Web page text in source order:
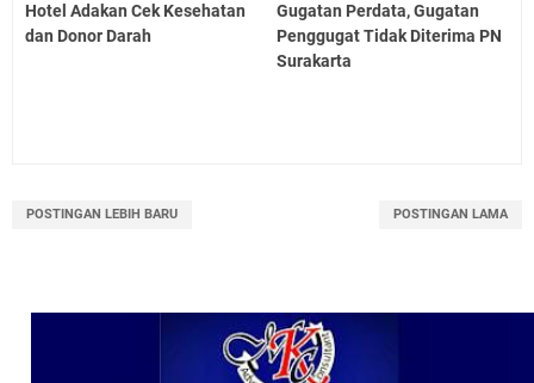
Hotel Adakan Cek Kesehatan
dan Donor Darah
Gugatan Perdata, Gugatan
Penggugat Tidak Diterima PN
Surakarta
POSTINGAN LEBIH BARU POSTINGAN LAMA